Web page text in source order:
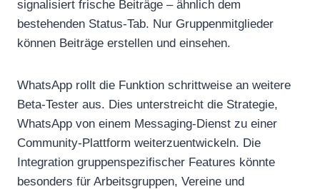
signalisiert frische Beiträge – ähnlich dem
bestehenden Status-Tab. Nur Gruppenmitglieder
können Beiträge erstellen und einsehen.
WhatsApp rollt die Funktion schrittweise an weitere
Beta-Tester aus. Dies unterstreicht die Strategie,
WhatsApp von einem Messaging-Dienst zu einer
Community-Plattform weiterzuentwickeln. Die
Integration gruppenspezifischer Features könnte
besonders für Arbeitsgruppen, Vereine und